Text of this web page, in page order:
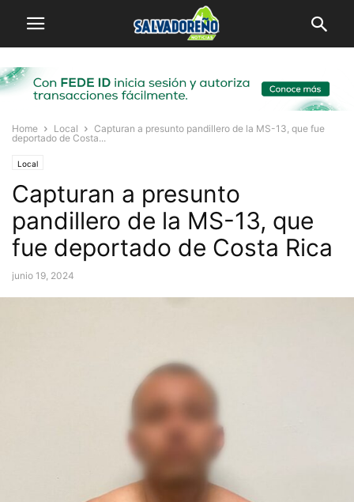
Home Local
Capturan a presunto pandillero de la MS-13, que fue
deportado de Costa...
Local
Capturan a presunto
pandillero de la MS-13, que
fue deportado de Costa Rica
junio 19, 2024